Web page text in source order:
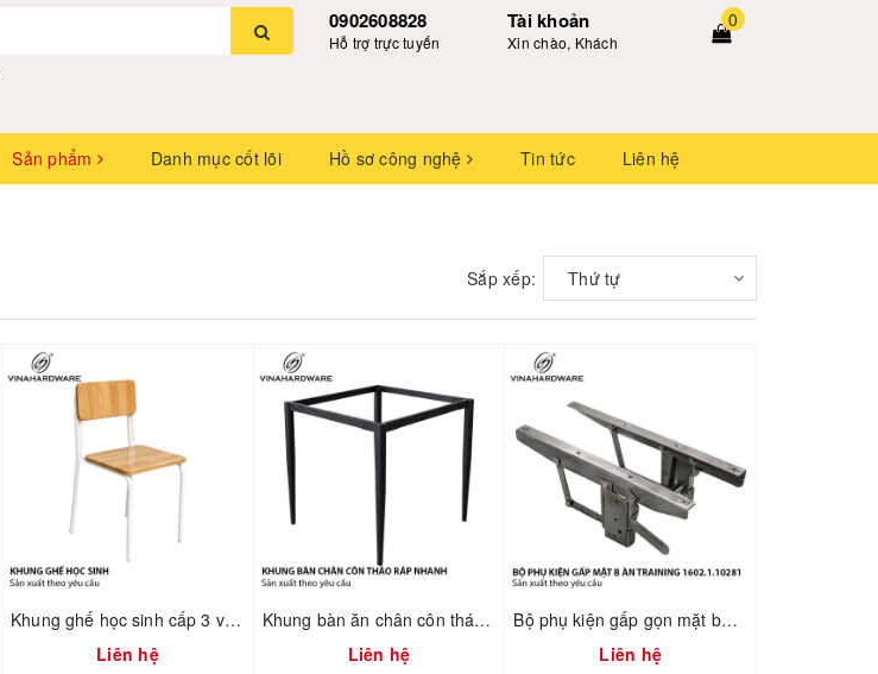
0902608828
Hỗ trợ trực tuyến
Tài khoản
Xin chào, Khách
0
Sản phẩm Danh mục cốt lõi Hồ sơ công nghệ Tin tức Liên hệ
Sắp xếp: Thứ tự
Khung ghế học sinh cấp 3 và đại học - 2300.1.02596 - D360xR360xC440mm
Liên hệ
Khung bàn ăn chân côn tháo ráp nhanh 2300.1.73736
Liên hệ
Bộ phụ kiện gấp gọn mặt bàn training 1602.1.10281
Liên hệ